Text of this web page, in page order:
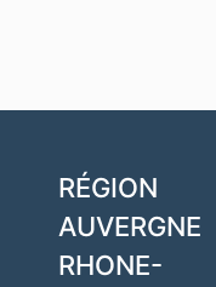
RÉGION
AUVERGNE
RHONE-